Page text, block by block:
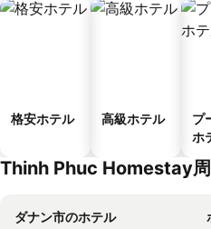
格安ホテル 高級ホテル
プ
ホ
Thinh Phuc Homestay
ダナン市のホテル